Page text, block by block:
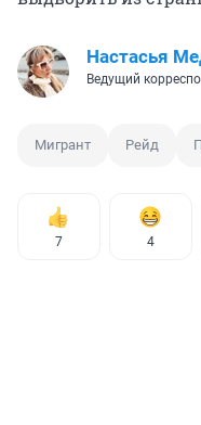
Настасья
Ведущий
Мигрант Рейд
7 4